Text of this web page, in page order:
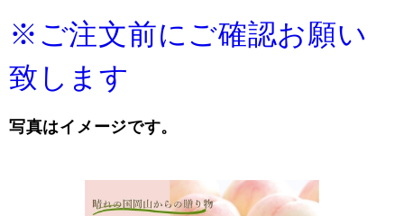
※ご注文前にご確認お願い
致します
写真はイメージです。